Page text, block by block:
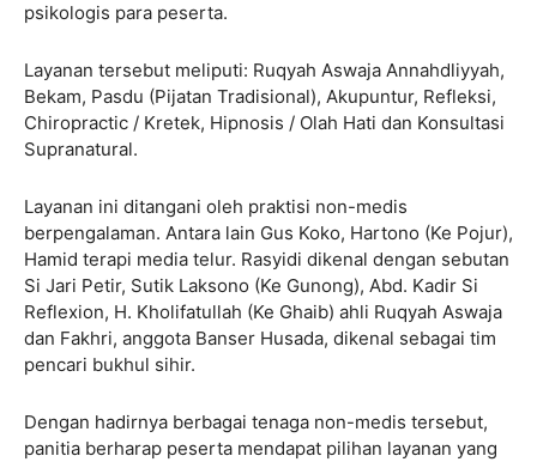
psikologis para peserta.
Layanan tersebut meliputi: Ruqyah Aswaja Annahdliyyah,
Bekam, Pasdu (Pijatan Tradisional), Akupuntur, Refleksi,
Chiropractic / Kretek, Hipnosis / Olah Hati dan Konsultasi
Supranatural.
Layanan ini ditangani oleh praktisi non-medis
berpengalaman. Antara lain Gus Koko, Hartono (Ke Pojur),
Hamid terapi media telur. Rasyidi dikenal dengan sebutan
Si Jari Petir, Sutik Laksono (Ke Gunong), Abd. Kadir Si
Reflexion, H. Kholifatullah (Ke Ghaib) ahli Ruqyah Aswaja
dan Fakhri, anggota Banser Husada, dikenal sebagai tim
pencari bukhul sihir.
Dengan hadirnya berbagai tenaga non-medis tersebut,
panitia berharap peserta mendapat pilihan layanan yang